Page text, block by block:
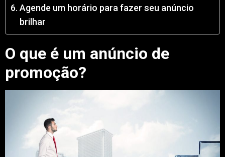
Agende um horário para fazer seu anúncio
brilhar
O que é um anúncio de
promoção?